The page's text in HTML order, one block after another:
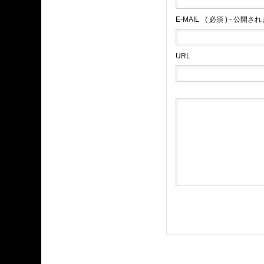
E-MAIL ( 必須 ) - 公開され
URL